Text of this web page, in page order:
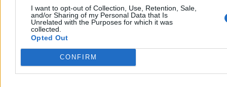
I want to opt-out of Collection, Use, Retention, Sale,
and/or Sharing of my Personal Data that Is
Unrelated with the Purposes for which it was
collected.
Opted Out
CONFIRM